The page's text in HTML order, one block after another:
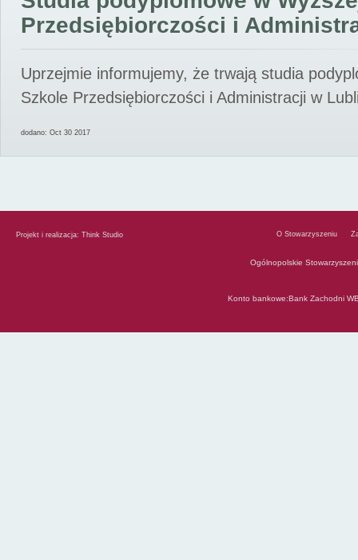
Przedsiębiorczości i
Uprzejmie informujemy, że trwają studia
Szkole Przedsiębiorczości i Administracji w
dodano: Oct 30 2017
Projekt i realizacja: Think Studio O Stowarzyszeniu
Ogólnopolskie
Konto bankowe:Bank Zachodni